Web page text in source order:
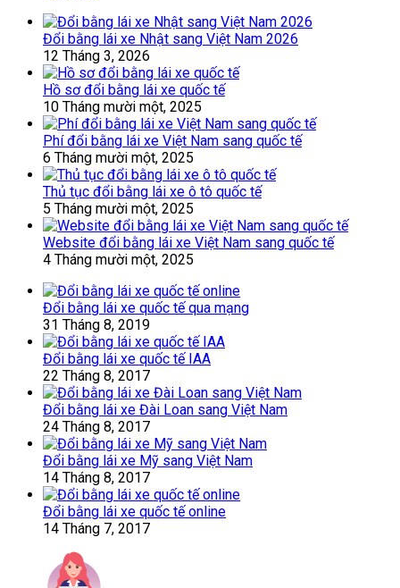
Đổi bằng lái xe Nhật sang Việt Nam 2026
12 Tháng 3, 2026
Hồ sơ đổi bằng lái xe quốc tế
10 Tháng mười một, 2025
Phí đổi bằng lái xe Việt Nam sang quốc tế
6 Tháng mười một, 2025
Thủ tục đổi bằng lái xe ô tô quốc tế
5 Tháng mười một, 2025
Website đổi bằng lái xe Việt Nam sang quốc tế
4 Tháng mười một, 2025
Đổi bằng lái xe quốc tế qua mạng
31 Tháng 8, 2019
Đổi bằng lái xe quốc tế IAA
22 Tháng 8, 2017
Đổi bằng lái xe Đài Loan sang Việt Nam
24 Tháng 8, 2017
Đổi bằng lái xe Mỹ sang Việt Nam
14 Tháng 8, 2017
Đổi bằng lái xe quốc tế online
14 Tháng 7, 2017